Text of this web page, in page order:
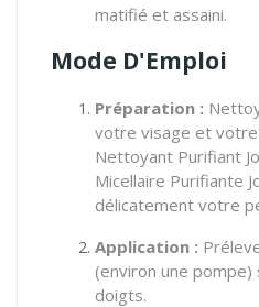
matifié et assaini.
Mode D'Emploi
Préparation :
votre visage et votre
Nettoyant Purifiant
Micellaire Purifiante
délicatement votre
Application :
(environ une
doigts.